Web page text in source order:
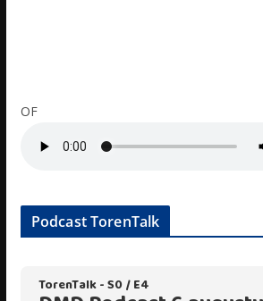
OF
Podcast TorenTalk